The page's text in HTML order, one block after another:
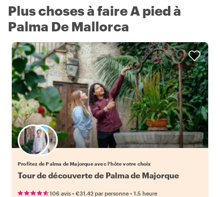
Plus choses à faire A pied à
Palma De Mallorca
Choisissez votre local favori
Profitez de Palma de Majorque avec l'hôte votre choix
Tour de découverte de Palma de Majorque
106 avis • €31.42 par personne • 1.5 heure